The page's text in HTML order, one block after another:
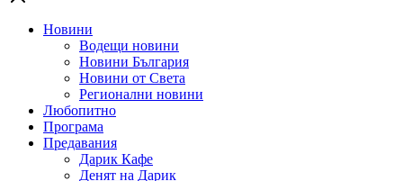
Новини
Водещи новини
Новини България
Новини от Света
Регионални новини
Любопитно
Програма
Предавания
Дарик Кафе
Денят на Дарик